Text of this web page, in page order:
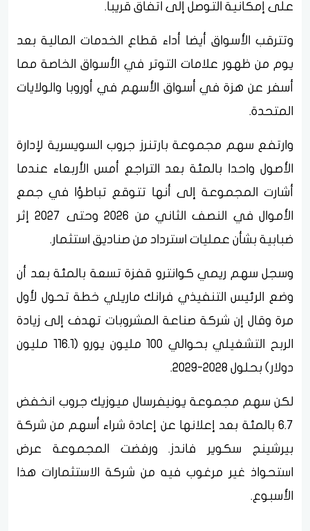
على إمكانية التوصل إلى اتفاق قريبا.
وتترقب الأسواق أيضا أداء قطاع الخدمات المالية بعد
يوم من ظهور علامات التوتر في الأسواق الخاصة مما
أسفر عن هزة في أسواق الأسهم في أوروبا والولايات
المتحدة.
وارتفع سهم مجموعة بارتنرز جروب السويسرية لإدارة
الأصول واحدا بالمئة بعد التراجع أمس الأربعاء عندما
أشارت المجموعة إلى أنها تتوقع تباطؤا في جمع
الأموال في النصف الثاني من 2026 وحتى 2027 إثر
ضبابية بشأن عمليات استرداد من صناديق استثمار.
وسجل سهم ريمي كوانترو قفزة تسعة بالمئة بعد أن
وضع الرئيس التنفيذي فرانك ماريلي خطة تحول لأول
مرة وقال إن شركة صناعة المشروبات تهدف إلى زيادة
الربح التشغيلي بحوالي 100 مليون يورو (116.1 مليون
دولار) بحلول 2028-2029.
لكن سهم مجموعة يونيفرسال ميوزيك جروب انخفض
6.7 بالمئة بعد إعلانها عن إعادة شراء أسهم من شركة
بيرشينج سكوير فاندز. ورفضت المجموعة عرض
استحواذ غير مرغوب فيه من شركة الاستثمارات هذا
الأسبوع.